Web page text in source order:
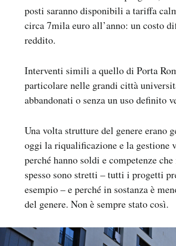
posti saranno disponibili a tariffa
circa 7mila euro all’anno: un costo
reddito.
Interventi simili a quello di Porta
particolare nelle grandi città
abbandonati o senza un uso definito
Una volta strutture del genere erano
oggi la riqualificazione e la gestione
perché hanno soldi e competenze
spesso sono stretti – tutti i progetti
esempio – e perché in sostanza è
del genere. Non è sempre stato così.